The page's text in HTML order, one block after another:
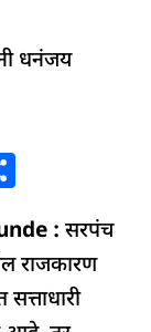
धनंजय
ar
e
: सरपंच
राजकारण